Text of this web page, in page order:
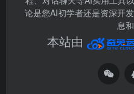
论是您AI初学者还是资深开
息
本站由